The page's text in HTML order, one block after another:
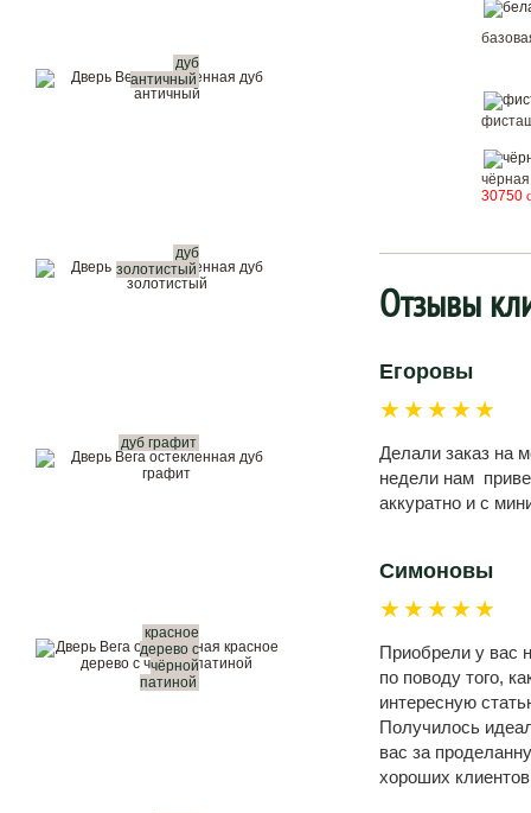
дуб
античный
дуб
золотистый
дуб графит
красное
дерево с
чёрной
патиной
30750 c
Отзывы
Егоровы
★★★★★
Делали заказ на
недели нам
аккуратно и с
Симоновы
★★★★★
Приобрели у вас
по поводу того,
интересную
Получилось
вас за
хороших